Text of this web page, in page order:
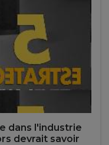
dans l'industrie
devrait savoir